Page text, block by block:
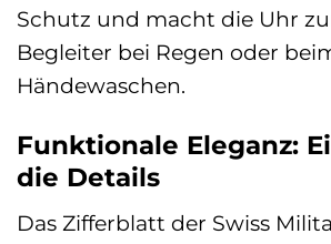
Schutz und macht die Uhr
Begleiter bei Regen oder
Händewaschen.
Funktionale Eleganz:
die Details
Das Zifferblatt der Swiss